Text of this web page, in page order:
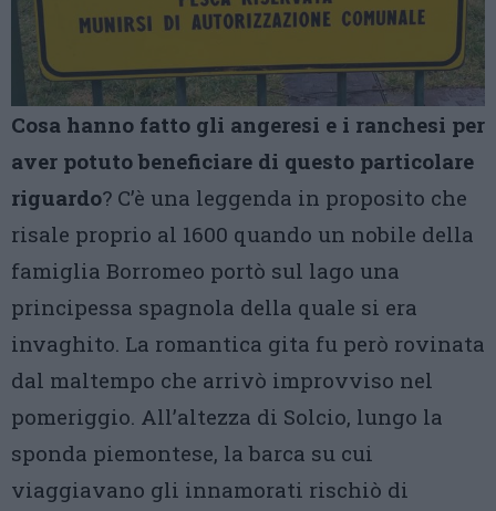
Cosa hanno fatto gli angeresi e i ranchesi per
aver potuto beneficiare di questo particolare
riguardo? C’è una leggenda in proposito che
risale proprio al 1600 quando un nobile della
famiglia Borromeo portò sul lago una
principessa spagnola della quale si era
invaghito. La romantica gita fu però rovinata
dal maltempo che arrivò improvviso nel
pomeriggio. All’altezza di Solcio, lungo la
sponda piemontese, la barca su cui
viaggiavano gli innamorati rischiò di